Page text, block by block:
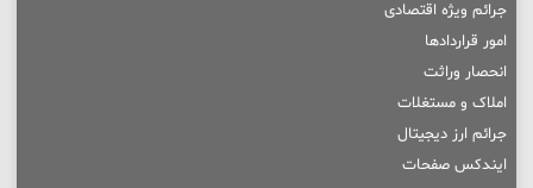
جرائم ویژه اقتصادی
امور قراردادها
انحصار وراثت
املاک و مستغلات
جرائم ارز دیجیتال
ایندکس صفحات